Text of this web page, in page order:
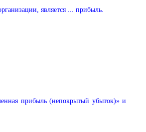
является ... прибыль.
прибыль (непокрытый убыток)» и